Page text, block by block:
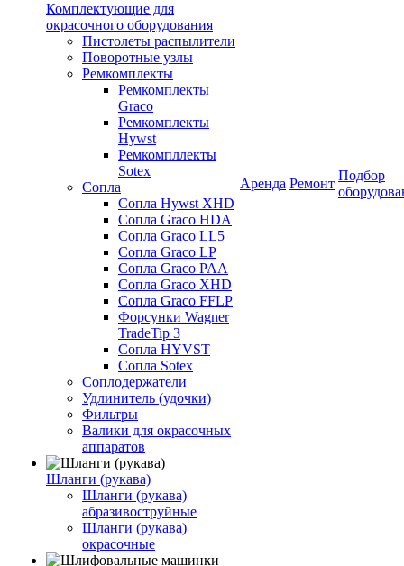
Комплектующие для
окрасочного оборудования
Пистолеты распылители
Поворотные узлы
Ремкомплекты
Ремкомплекты
Graco
Ремкомплекты
Hywst
Ремкомпллекты
Sotex
Сопла
Сопла Hywst XHD
Сопла Graco HDA
Сопла Graco LL5
Сопла Graco LP
Сопла Graco PAA
Сопла Graco XHD
Сопла Graco FFLP
Форсунки Wagner
TradeTip 3
Сопла HYVST
Сопла Sotex
Соплодержатели
Удлинитель (удочки)
Фильтры
Валики для окрасочных
аппаратов
Шланги (рукава)
Шланги (рукава)
абразивоструйные
Шланги (рукава)
окрасочные
Аренда Ремонт
Подбор